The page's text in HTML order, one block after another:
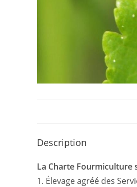
Description
La Charte Fourmiculture
1. Élevage agréé des